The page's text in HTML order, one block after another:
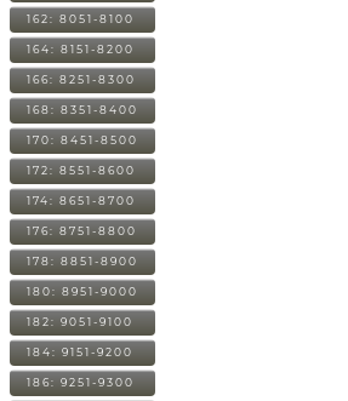
162: 8051-8100
164: 8151-8200
166: 8251-8300
168: 8351-8400
170: 8451-8500
172: 8551-8600
174: 8651-8700
176: 8751-8800
178: 8851-8900
180: 8951-9000
182: 9051-9100
184: 9151-9200
186: 9251-9300